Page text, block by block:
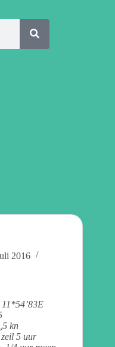
2016
kn
5 uur